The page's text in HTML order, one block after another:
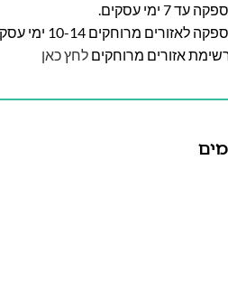
עד 7 ימי עסקים.
לאזורים מרוחקים 10-14 ימי עסקים
אזורים מרוחקים לחץ כאן